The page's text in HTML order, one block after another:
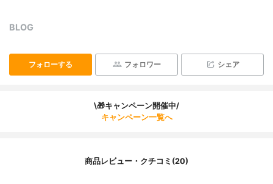
BLOG
フォローする フォロワー シェア
\🎁キャンペーン開催中/
キャンペーン一覧へ
商品レビュー・クチコミ(20)